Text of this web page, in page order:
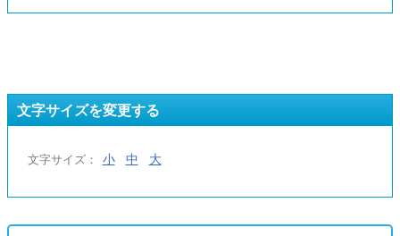
文字サイズを変更する
文字サイズ： 小 中 大